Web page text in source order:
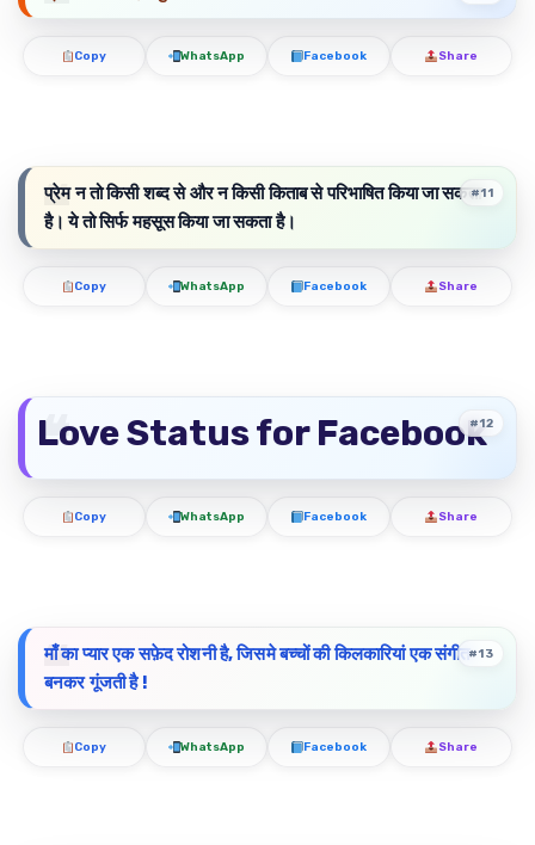
Copy WhatsApp Facebook Share
प्रेम न तो किसी शब्द से और न किसी किताब से परिभाषित किया जा सकता
है। ये तो सिर्फ महसूस किया जा सकता है।
#11
Copy WhatsApp Facebook Share
Love Status for Facebook
#12
Copy WhatsApp Facebook Share
माँ का प्यार एक सफ़ेद रोशनी है, जिसमे बच्चों की किलकारियां एक संगीत
बनकर गूंजती है !
#13
Copy WhatsApp Facebook Share